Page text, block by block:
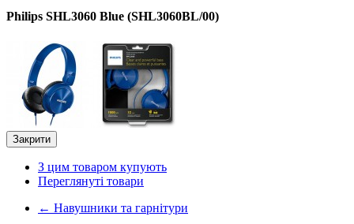
Philips SHL3060 Blue (SHL3060BL/00)
Закрити
З цим товаром купують
Переглянуті товари
← Навушники та гарнітури